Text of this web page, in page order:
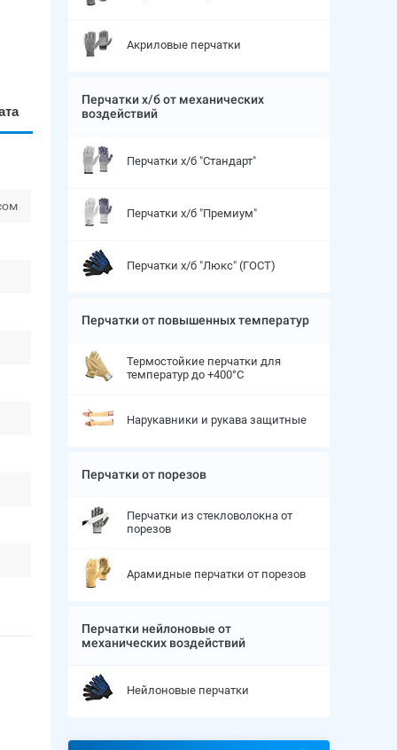
Акриловые перчатки
Перчатки х/б от механических
воздействий
Перчатки х/б "Стандарт"
Перчатки х/б "Премиум"
Перчатки х/б "Люкс" (ГОСТ)
Перчатки от повышенных температур
Термостойкие перчатки для
температур до +400°С
Нарукавники и рукава защитные
Перчатки от порезов
Перчатки из стекловолокна от
порезов
Арамидные перчатки от порезов
Перчатки нейлоновые от
механических воздействий
Нейлоновые перчатки